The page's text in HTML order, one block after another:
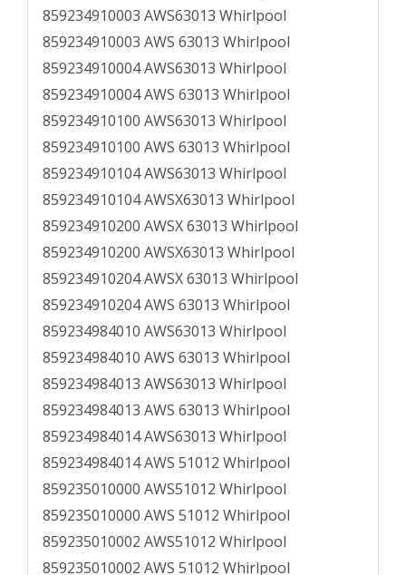
859234910003 AWS63013 Whirlpool
859234910003 AWS 63013 Whirlpool
859234910004 AWS63013 Whirlpool
859234910004 AWS 63013 Whirlpool
859234910100 AWS63013 Whirlpool
859234910100 AWS 63013 Whirlpool
859234910104 AWS63013 Whirlpool
859234910104 AWSX63013 Whirlpool
859234910200 AWSX 63013 Whirlpool
859234910200 AWSX63013 Whirlpool
859234910204 AWSX 63013 Whirlpool
859234910204 AWS 63013 Whirlpool
859234984010 AWS63013 Whirlpool
859234984010 AWS 63013 Whirlpool
859234984013 AWS63013 Whirlpool
859234984013 AWS 63013 Whirlpool
859234984014 AWS63013 Whirlpool
859234984014 AWS 51012 Whirlpool
859235010000 AWS51012 Whirlpool
859235010000 AWS 51012 Whirlpool
859235010002 AWS51012 Whirlpool
859235010002 AWS 51012 Whirlpool